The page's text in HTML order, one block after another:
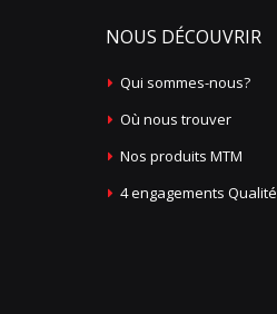
NOUS DÉCOUVRIR
Qui sommes-nous?
Où nous trouver
Nos produits MTM
4 engagements Qualité